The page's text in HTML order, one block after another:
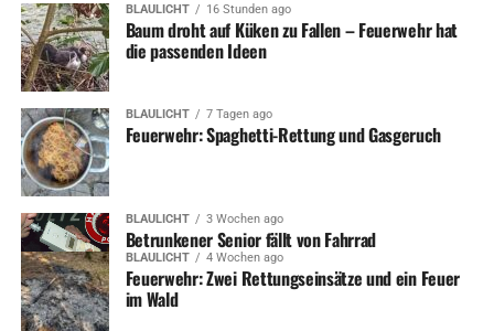
BLAULICHT 16 Stunden ago
Baum droht auf Küken zu Fallen – Feuerwehr hat
die passenden Ideen
BLAULICHT 7 Tagen ago
Feuerwehr: Spaghetti-Rettung und Gasgeruch
BLAULICHT 3 Wochen ago
Betrunkener Senior fällt von Fahrrad
BLAULICHT 4 Wochen ago
Feuerwehr: Zwei Rettungseinsätze und ein Feuer
im Wald